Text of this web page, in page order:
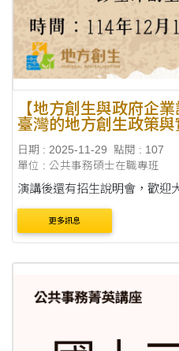
【地方創生與政府企
臺灣的地方創生政策
日期 : 2025-11-29
點閱 : 107
單位 : 公共事務碩士在職專班
演講後還有招生說明會，歡迎
更多訊息